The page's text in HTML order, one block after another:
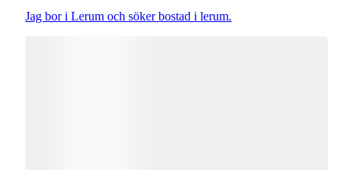
Jag bor i Lerum och söker bostad i lerum.